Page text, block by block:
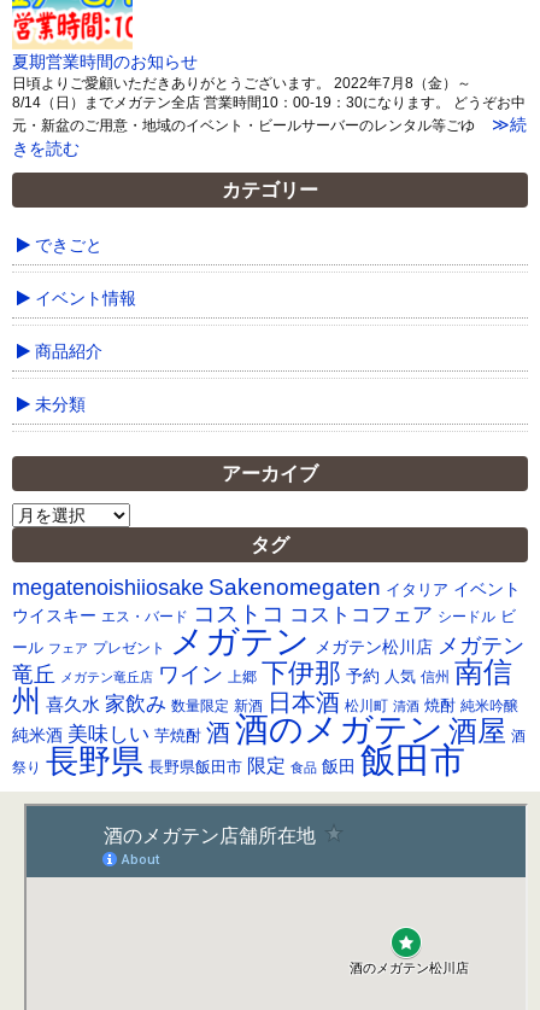
夏期営業時間のお知らせ
日頃よりご愛顧いただきありがとうございます。 2022年7月8（金）～
8/14（日）までメガテン全店 営業時間10：00-19：30になります。 どうぞお中
元・新盆のご用意・地域のイベント・ビールサーバーのレンタル等ごゆ
≫続
きを読む
カテゴリー
できごと
イベント情報
商品紹介
未分類
アーカイブ
ア
カ
イ
ブ
タグ
megatenoishiiosake Sakenomegaten イタリア イベント
ウイスキー エス・バード コストコ コストコフェア シードル ビ
ール フェア プレゼント メガテン メガテン松川店 メガテン
竜丘
メガテン竜丘店 ワイン 上郷 下伊那 予約 人気 信州 南信
州 喜久水 家飲み 数量限定 新酒 日本酒 松川町 清酒 焼酎 純米吟醸
純米酒 美味しい 芋焼酎 酒酒のメガテン 酒屋 酒
祭り 長野県 長野県飯田市 限定 食品 飯田 飯田市